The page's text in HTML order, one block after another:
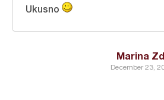
Marina
December 23,
Ukusno